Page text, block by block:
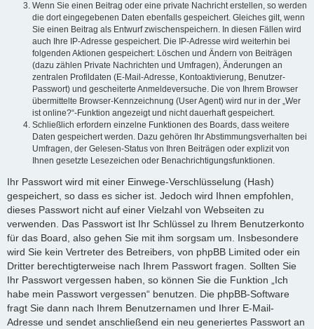
Wenn Sie einen Beitrag oder eine private Nachricht erstellen, so werden
die dort eingegebenen Daten ebenfalls gespeichert. Gleiches gilt, wenn
Sie einen Beitrag als Entwurf zwischenspeichern. In diesen Fällen wird
auch Ihre IP-Adresse gespeichert. Die IP-Adresse wird weiterhin bei
folgenden Aktionen gespeichert: Löschen und Ändern von Beiträgen
(dazu zählen Private Nachrichten und Umfragen), Änderungen an
zentralen Profildaten (E-Mail-Adresse, Kontoaktivierung, Benutzer-
Passwort) und gescheiterte Anmeldeversuche. Die von Ihrem Browser
übermittelte Browser-Kennzeichnung (User Agent) wird nur in der „Wer
ist online?“-Funktion angezeigt und nicht dauerhaft gespeichert.
Schließlich erfordern einzelne Funktionen des Boards, dass weitere
Daten gespeichert werden. Dazu gehören Ihr Abstimmungsverhalten bei
Umfragen, der Gelesen-Status von Ihren Beiträgen oder explizit von
Ihnen gesetzte Lesezeichen oder Benachrichtigungsfunktionen.
Ihr Passwort wird mit einer Einwege-Verschlüsselung (Hash)
gespeichert, so dass es sicher ist. Jedoch wird Ihnen empfohlen,
dieses Passwort nicht auf einer Vielzahl von Webseiten zu
verwenden. Das Passwort ist Ihr Schlüssel zu Ihrem Benutzerkonto
für das Board, also gehen Sie mit ihm sorgsam um. Insbesondere
wird Sie kein Vertreter des Betreibers, von phpBB Limited oder ein
Dritter berechtigterweise nach Ihrem Passwort fragen. Sollten Sie
Ihr Passwort vergessen haben, so können Sie die Funktion „Ich
habe mein Passwort vergessen“ benutzen. Die phpBB-Software
fragt Sie dann nach Ihrem Benutzernamen und Ihrer E-Mail-
Adresse und sendet anschließend ein neu generiertes Passwort an